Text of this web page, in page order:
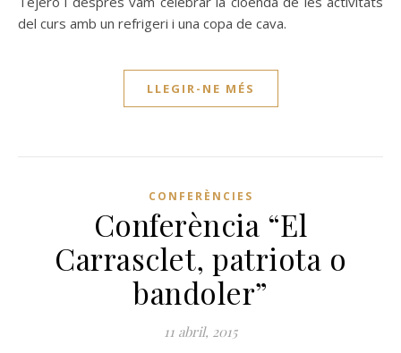
del curs amb un refrigeri i una copa de cava.
LLEGIR-NE MÉS
CONFERÈNCIES
Conferència “El
Carrasclet, patriota o
bandoler”
11 abril, 2015